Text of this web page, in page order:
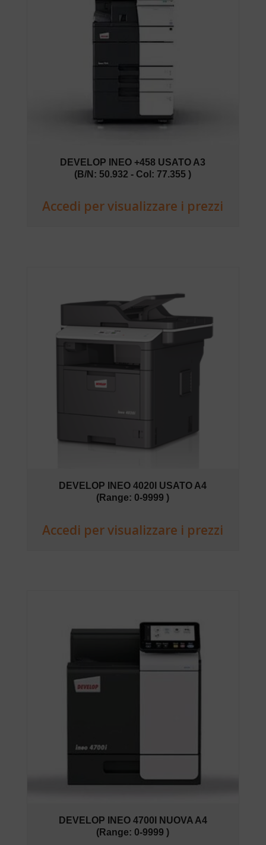
DEVELOP INEO +458 USATO A3
(B/N: 50.932 - Col: 77.355 )
Accedi per visualizzare i prezzi
DEVELOP INEO 4020I USATO A4
(Range: 0-9999 )
Accedi per visualizzare i prezzi
DEVELOP INEO 4700I NUOVA A4
(Range: 0-9999 )